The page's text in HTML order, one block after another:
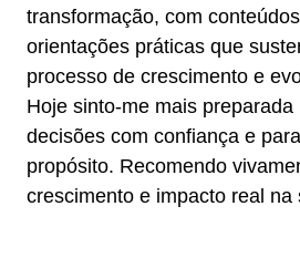
transformação, com
orientações práticas que
processo de crescimento e
Hoje sinto-me mais preparada
decisões com confiança e
propósito. Recomendo
crescimento e impacto real na